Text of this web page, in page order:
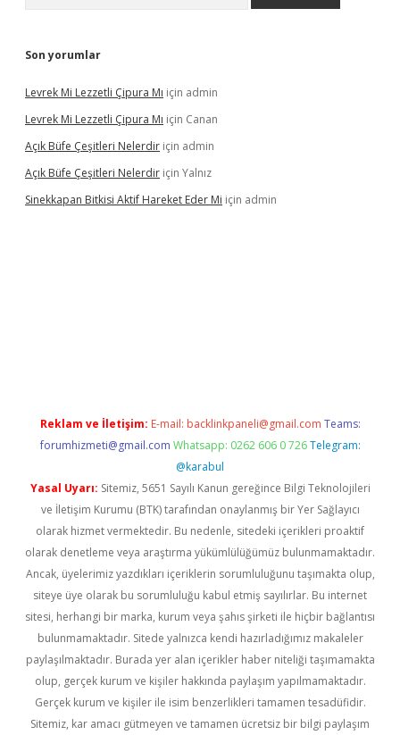
Son yorumlar
Levrek Mi Lezzetli Çipura Mı için admin
Levrek Mi Lezzetli Çipura Mı için Canan
Açık Büfe Çeşitleri Nelerdir için admin
Açık Büfe Çeşitleri Nelerdir için Yalnız
Sinekkapan Bitkisi Aktif Hareket Eder Mi için admin
Reklam ve İletişim: E-mail: backlinkpaneli@gmail.com Teams:
forumhizmeti@gmail.com Whatsapp: 0262 606 0 726 Telegram:
@karabul
Yasal Uyarı: Sitemiz, 5651 Sayılı Kanun gereğince Bilgi Teknolojileri
ve İletişim Kurumu (BTK) tarafından onaylanmış bir Yer Sağlayıcı
olarak hizmet vermektedir. Bu nedenle, sitedeki içerikleri proaktif
olarak denetleme veya araştırma yükümlülüğümüz bulunmamaktadır.
Ancak, üyelerimiz yazdıkları içeriklerin sorumluluğunu taşımakta olup,
siteye üye olarak bu sorumluluğu kabul etmiş sayılırlar. Bu internet
sitesi, herhangi bir marka, kurum veya şahıs şirketi ile hiçbir bağlantısı
bulunmamaktadır. Sitede yalnızca kendi hazırladığımız makaleler
paylaşılmaktadır. Burada yer alan içerikler haber niteliği taşımamakta
olup, gerçek kurum ve kişiler hakkında paylaşım yapılmamaktadır.
Gerçek kurum ve kişiler ile isim benzerlikleri tamamen tesadüfidir.
Sitemiz, kar amacı gütmeyen ve tamamen ücretsiz bir bilgi paylaşım